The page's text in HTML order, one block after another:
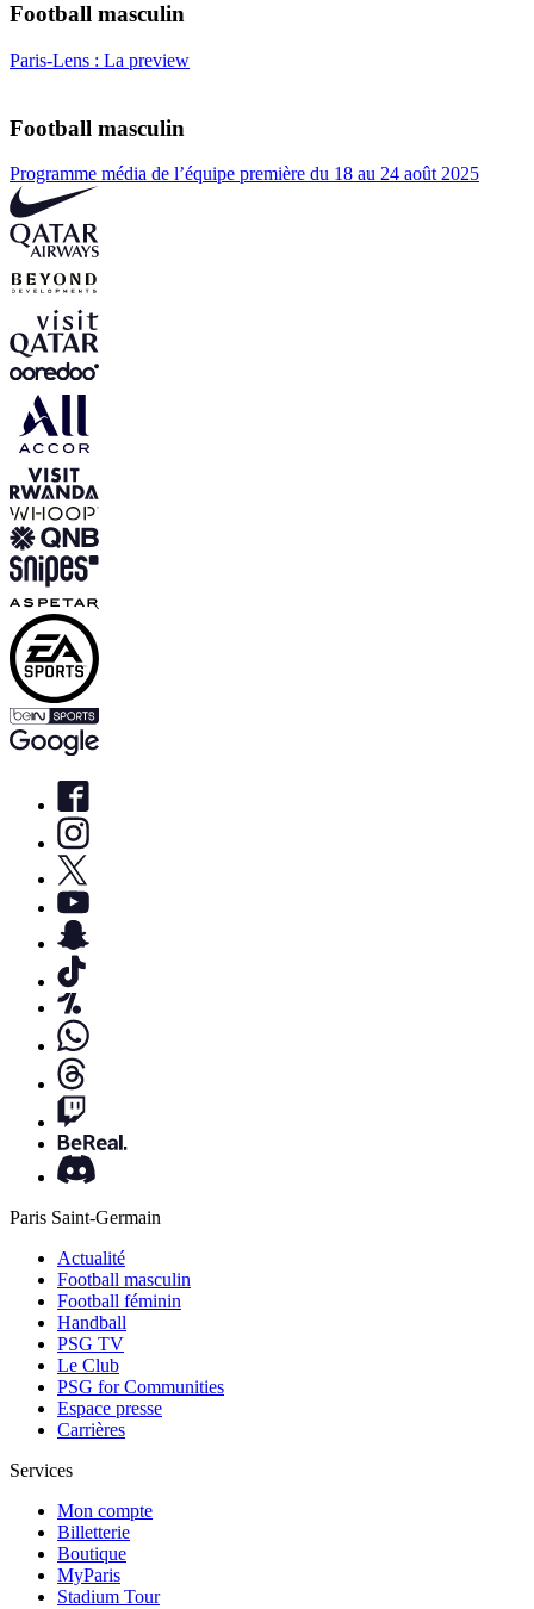
Football masculin
Paris-Lens : La preview
Football masculin
Programme média de l’équipe première du 18 au 24 août 2025
Paris Saint-Germain
Actualité
Football masculin
Football féminin
Handball
PSG TV
Le Club
PSG for Communities
Espace presse
Carrières
Services
Mon compte
Billetterie
Boutique
MyParis
Stadium Tour